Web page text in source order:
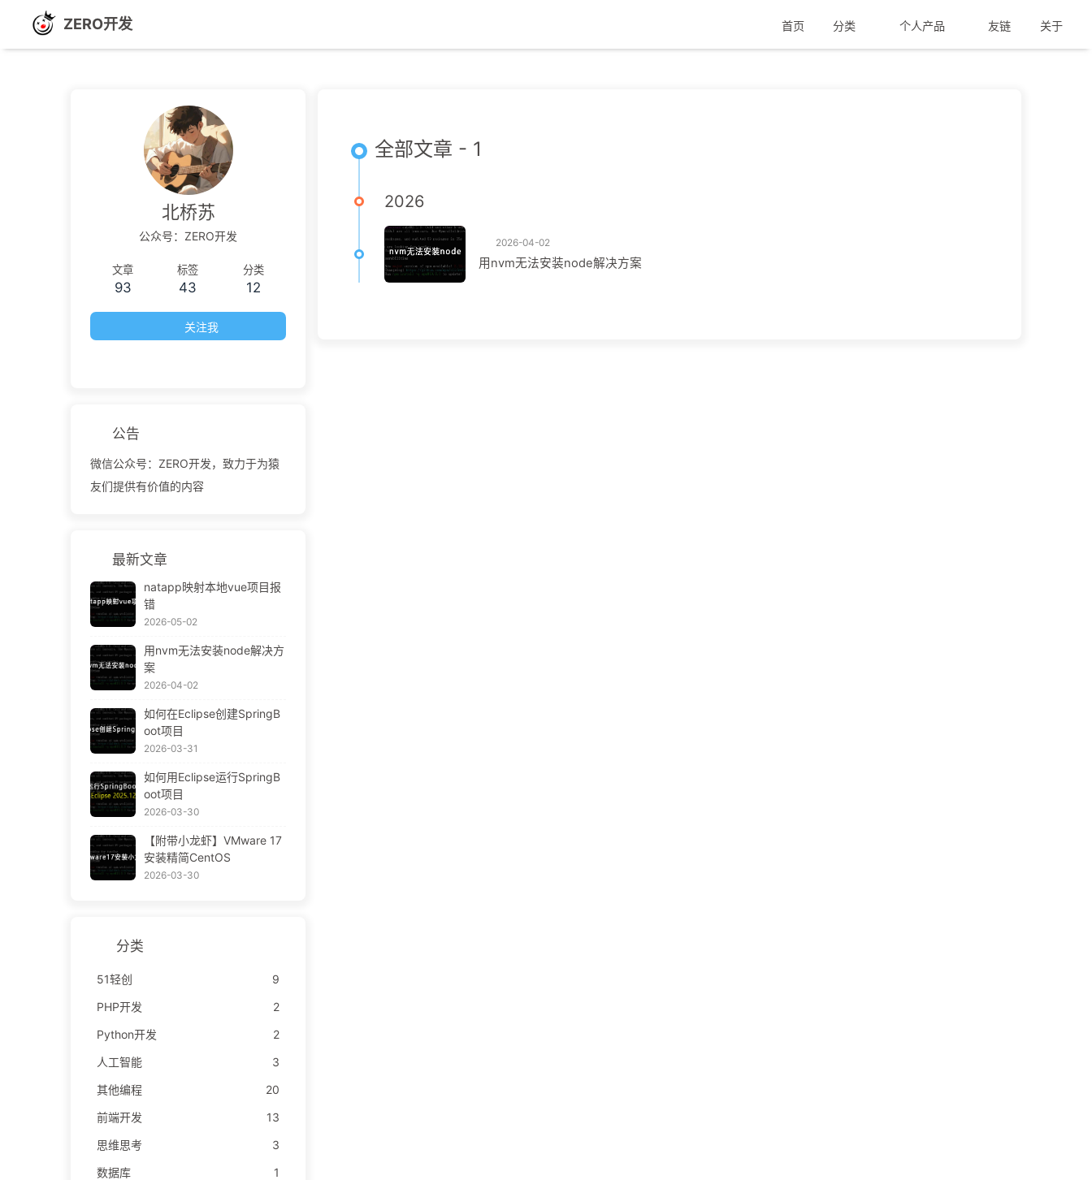
ZERO开发 首页 分类 个人产品 友链 关于
全部文章 - 1
2026
2026-04-02
用nvm无法安装node解决方案
北桥苏
公众号：ZERO开发
文章
93
标签
43
分类
12
关注我
公告
微信公众号：ZERO开发，致力于为猿
友们提供有价值的内容
最新文章
natapp映射本地vue项目报
错
2026-05-02
用nvm无法安装node解决方
案
2026-04-02
如何在Eclipse创建SpringB
oot项目
2026-03-31
如何用Eclipse运行SpringB
oot项目
2026-03-30
【附带小龙虾】VMware 17
安装精简CentOS
2026-03-30
分类
51轻创
9
PHP开发
2
Python开发
2
人工智能
3
其他编程
20
前端开发
13
思维思考
3
数据库
1